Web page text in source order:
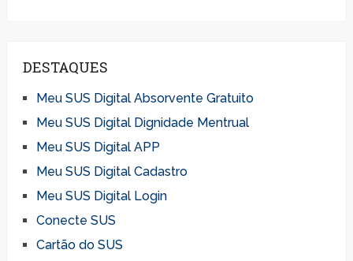
DESTAQUES
Meu SUS Digital Absorvente Gratuito
Meu SUS Digital Dignidade Mentrual
Meu SUS Digital APP
Meu SUS Digital Cadastro
Meu SUS Digital Login
Conecte SUS
Cartão do SUS